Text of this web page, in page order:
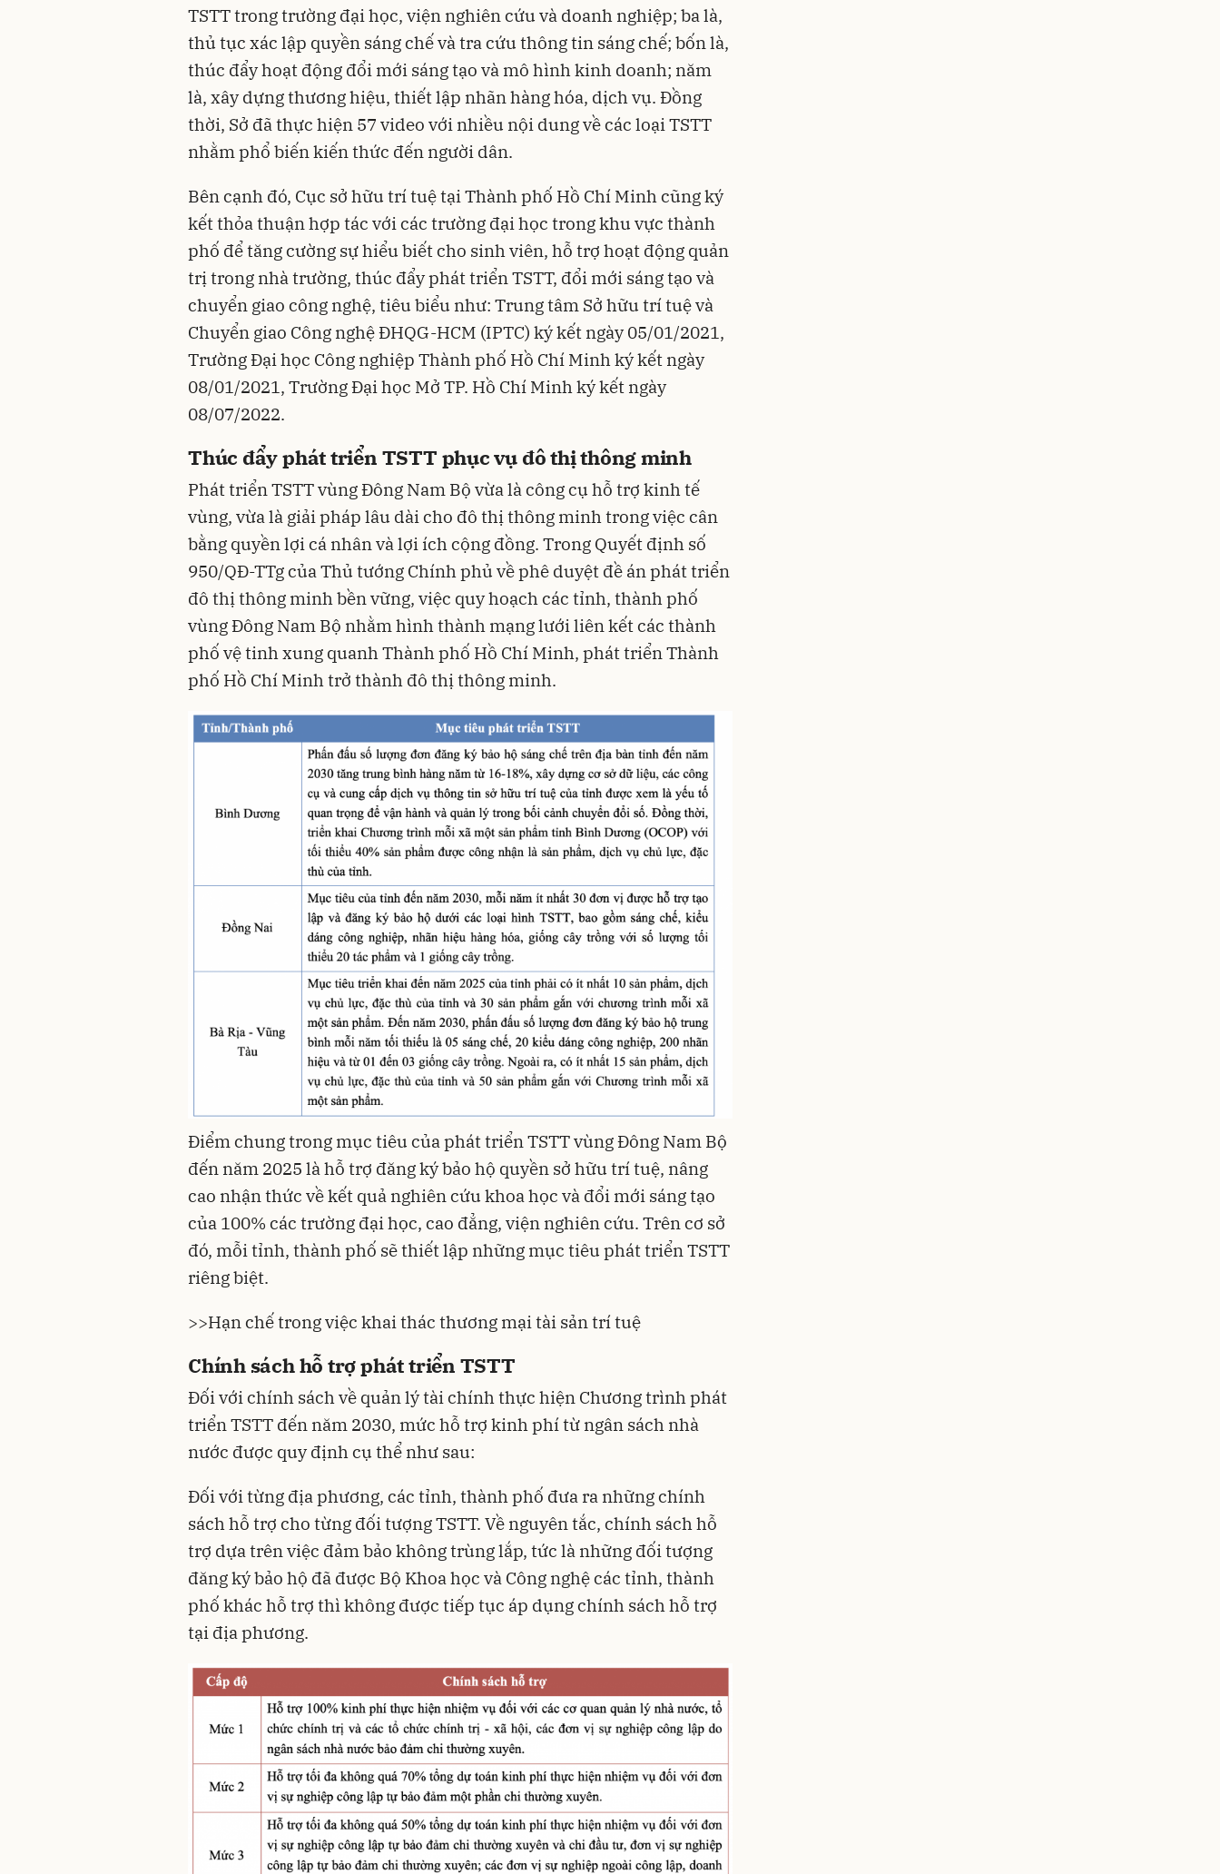
TSTT trong trường đại học, viện nghiên cứu và doanh nghiệp; ba là,
thủ tục xác lập quyền sáng chế và tra cứu thông tin sáng chế; bốn là,
thúc đẩy hoạt động đổi mới sáng tạo và mô hình kinh doanh; năm
là, xây dựng thương hiệu, thiết lập nhãn hàng hóa, dịch vụ. Đồng
thời, Sở đã thực hiện 57 video với nhiều nội dung về các loại TSTT
nhằm phổ biến kiến thức đến người dân.
Bên cạnh đó, Cục sở hữu trí tuệ tại Thành phố Hồ Chí Minh cũng ký
kết thỏa thuận hợp tác với các trường đại học trong khu vực thành
phố để tăng cường sự hiểu biết cho sinh viên, hỗ trợ hoạt động quản
trị trong nhà trường, thúc đẩy phát triển TSTT, đổi mới sáng tạo và
chuyển giao công nghệ, tiêu biểu như: Trung tâm Sở hữu trí tuệ và
Chuyển giao Công nghệ ĐHQG-HCM (IPTC) ký kết ngày 05/01/2021,
Trường Đại học Công nghiệp Thành phố Hồ Chí Minh ký kết ngày
08/01/2021, Trường Đại học Mở TP. Hồ Chí Minh ký kết ngày
08/07/2022.
Thúc đẩy phát triển TSTT phục vụ đô thị thông minh
Phát triển TSTT vùng Đông Nam Bộ vừa là công cụ hỗ trợ kinh tế
vùng, vừa là giải pháp lâu dài cho đô thị thông minh trong việc cân
bằng quyền lợi cá nhân và lợi ích cộng đồng. Trong Quyết định số
950/QĐ-TTg của Thủ tướng Chính phủ về phê duyệt đề án phát triển
đô thị thông minh bền vững, việc quy hoạch các tỉnh, thành phố
vùng Đông Nam Bộ nhằm hình thành mạng lưới liên kết các thành
phố vệ tinh xung quanh Thành phố Hồ Chí Minh, phát triển Thành
phố Hồ Chí Minh trở thành đô thị thông minh.
Điểm chung trong mục tiêu của phát triển TSTT vùng Đông Nam Bộ
đến năm 2025 là hỗ trợ đăng ký bảo hộ quyền sở hữu trí tuệ, nâng
cao nhận thức về kết quả nghiên cứu khoa học và đổi mới sáng tạo
của 100% các trường đại học, cao đẳng, viện nghiên cứu. Trên cơ sở
đó, mỗi tỉnh, thành phố sẽ thiết lập những mục tiêu phát triển TSTT
riêng biệt.
>>Hạn chế trong việc khai thác thương mại tài sản trí tuệ
Chính sách hỗ trợ phát triển TSTT
Đối với chính sách về quản lý tài chính thực hiện Chương trình phát
triển TSTT đến năm 2030, mức hỗ trợ kinh phí từ ngân sách nhà
nước được quy định cụ thể như sau:
Đối với từng địa phương, các tỉnh, thành phố đưa ra những chính
sách hỗ trợ cho từng đối tượng TSTT. Về nguyên tắc, chính sách hỗ
trợ dựa trên việc đảm bảo không trùng lắp, tức là những đối tượng
đăng ký bảo hộ đã được Bộ Khoa học và Công nghệ các tỉnh, thành
phố khác hỗ trợ thì không được tiếp tục áp dụng chính sách hỗ trợ
tại địa phương.